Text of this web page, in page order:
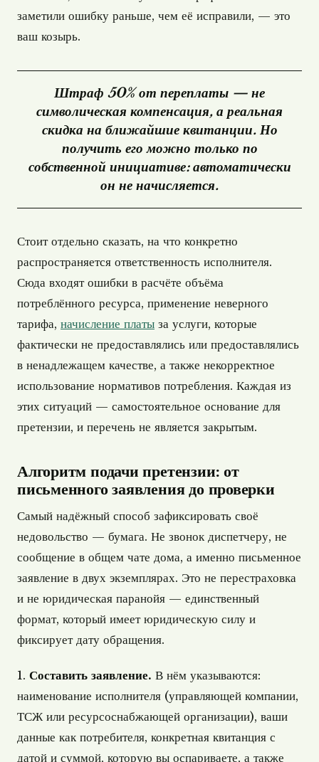
заметили ошибку раньше, чем её исправили, — это
ваш козырь.
Штраф 50% от переплаты — не
символическая компенсация, а реальная
скидка на ближайшие квитанции. Но
получить его можно только по
собственной инициативе: автоматически
он не начисляется.
Стоит отдельно сказать, на что конкретно
распространяется ответственность исполнителя.
Сюда входят ошибки в расчёте объёма
потреблённого ресурса, применение неверного
тарифа, начисление платы за услуги, которые
фактически не предоставлялись или предоставлялись
в ненадлежащем качестве, а также некорректное
использование нормативов потребления. Каждая из
этих ситуаций — самостоятельное основание для
претензии, и перечень не является закрытым.
Алгоритм подачи претензии: от
письменного заявления до проверки
Самый надёжный способ зафиксировать своё
недовольство — бумага. Не звонок диспетчеру, не
сообщение в общем чате дома, а именно письменное
заявление в двух экземплярах. Это не перестраховка
и не юридическая паранойя — единственный
формат, который имеет юридическую силу и
фиксирует дату обращения.
1. Составить заявление. В нём указываются:
наименование исполнителя (управляющей компании,
ТСЖ или ресурсоснабжающей организации), ваши
данные как потребителя, конкретная квитанция с
датой и суммой, которую вы оспариваете, а также